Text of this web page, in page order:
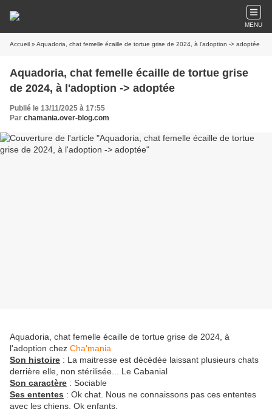
MENU
Accueil » Aquadoria, chat femelle écaille de tortue grise de 2024, à l'adoption -> adoptée
Aquadoria, chat femelle écaille de tortue grise
de 2024, à l'adoption -> adoptée
Publié le 13/11/2025 à 17:55
Par chamania.over-blog.com
Aquadoria, chat femelle écaille de tortue grise de 2024, à
l'adoption chez Cha'mania
Son histoire : La maitresse est décédée laissant plusieurs chats
derrière elle, non stérilisée... Le Cabanial
Son caractère : Sociable
Ses ententes : Ok chat. Nous ne connaissons pas ces ententes
avec les chiens. Ok enfants.